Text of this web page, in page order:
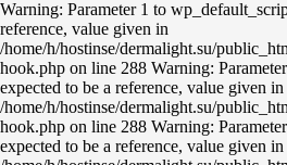
Warning: Parameter 1 to
reference, value given in
/home/h/hostinse/dermalight.su/
hook.php on line 288 Warning:
expected to be a reference, value given in
/home/h/hostinse/dermalight.su/
hook.php on line 288 Warning:
expected to be a reference, value given in